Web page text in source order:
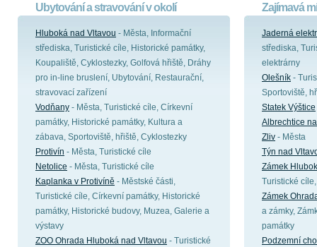
Ubytování a stravování v okolí
Hluboká nad Vltavou - Města, Informační
střediska, Turistické cíle, Historické památky,
Koupaliště, Cyklostezky, Golfová hřiště, Dráhy
pro in-line bruslení, Ubytování, Restaurační,
stravovací zařízení
Vodňany - Města, Turistické cíle, Církevní
památky, Historické památky, Kultura a
zábava, Sportoviště, hřiště, Cyklostezky
Protivín - Města, Turistické cíle
Netolice - Města, Turistické cíle
Kaplanka v Protivíně - Městské části,
Turistické cíle, Církevní památky, Historické
památky, Historické budovy, Muzea, Galerie a
výstavy
ZOO Ohrada Hluboká nad Vltavou - Turistické
Zajímavá
Jaderná
střediska,
elektrárny
Olešník -
Sportoviště,
Statek Výštice
Albrechtice
Zliv - Města
Týn nad
Zámek
Turistické
Zámek
a zámky,
památky
Podzemní